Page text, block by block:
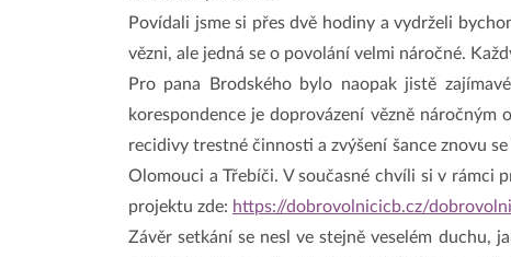
Povídali jsme si přes dvě hodiny a vydrželi
vězni, ale jedná se o povolání velmi náročné.
Pro pana Brodského bylo naopak jistě
korespondence je doprovázení vězně
recidivy trestné činnosti a zvýšení šance znovu
Olomouci a Třebíči. V současné chvíli si v rámci
projektu zde: https://dobrovolnicicb.cz/
Závěr setkání se nesl ve stejně veselém duchu,